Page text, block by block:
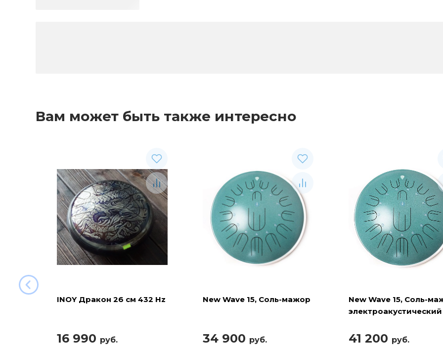
Вам может быть также интересно
INOY Дракон 26 см 432 Hz
16 990 руб.
New Wave 15, Соль-мажор
34 900 руб.
New Wave 15, Соль-
электроакустический
41 200 руб.